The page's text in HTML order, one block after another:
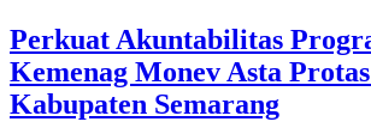
Perkuat Akuntabilitas
Kemenag Monev Asta
Kabupaten Semarang